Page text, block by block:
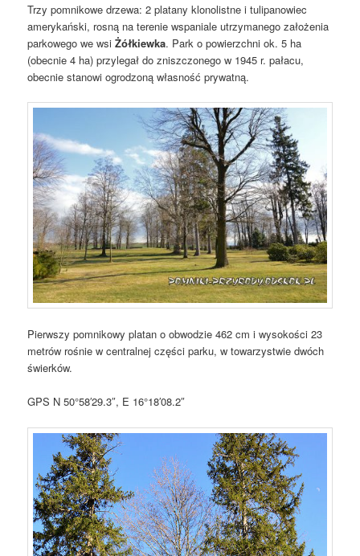
Trzy pomnikowe drzewa: 2 platany klonolistne i tulipanowiec
amerykański, rosną na terenie wspaniale utrzymanego założenia
parkowego we wsiŻółkiewka. Park o powierzchni ok. 5 ha
(obecnie 4 ha) przylegał do zniszczonego w 1945 r. pałacu,
obecnie stanowi ogrodzoną własność prywatną.
Pierwszy pomnikowy platan o obwodzie 462 cm i wysokości 23
metrów rośnie w centralnej części parku, w towarzystwie dwóch
świerków.
GPS N 50°58′29.3″, E 16°18′08.2″